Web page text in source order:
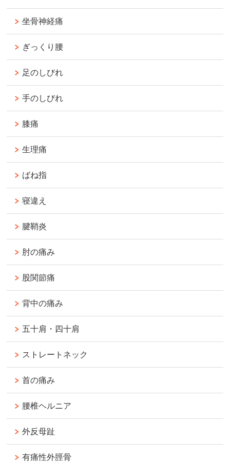
坐骨神経痛
ぎっくり腰
足のしびれ
手のしびれ
膝痛
生理痛
ばね指
寝違え
腱鞘炎
肘の痛み
股関節痛
背中の痛み
五十肩・四十肩
ストレートネック
首の痛み
腰椎ヘルニア
外反母趾
有痛性外脛骨